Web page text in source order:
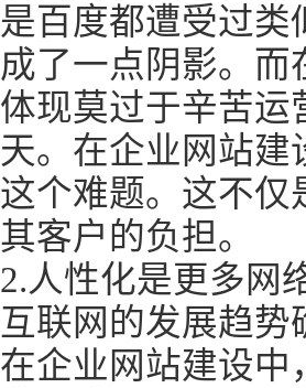
是百度都遭受过
成了一点阴影。
体现莫过于辛苦运
天。在企业网站
这个难题。这不仅
其客户的负担。
2.人性化是更多网
互联网的发展趋
在企业网站建设中